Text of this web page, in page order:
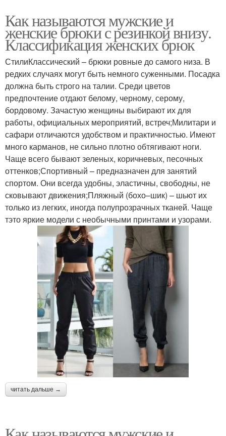
Как называются мужские и
женские брюки с резинкой внизу.
Классификация женских брюк
СтилиКлассический – брюки ровные до самого низа. В
редких случаях могут быть немного суженными. Посадка
должна быть строго на талии. Среди цветов
предпочтение отдают белому, черному, серому,
бордовому. Зачастую женщины выбирают их для
работы, официальных мероприятий, встреч;Милитари и
сафари отличаются удобством и практичностью. Имеют
много карманов, не сильно плотно обтягивают ноги.
Чаще всего бывают зеленых, коричневых, песочных
оттенков;Спортивный – предназначен для занятий
спортом. Они всегда удобны, эластичны, свободны, не
сковывают движения;Пляжный (бохо–шик) – шьют их
только из легких, иногда полупрозрачных тканей. Чаще
тэто яркие модели с необычными принтами и узорами.
читать дальше →